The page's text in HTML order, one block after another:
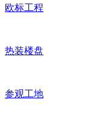
欧标工程
热装楼盘
参观工地